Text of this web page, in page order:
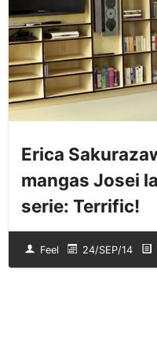
Erica
mangas Josei
serie: Terrific!
Feel 24/SEP/14